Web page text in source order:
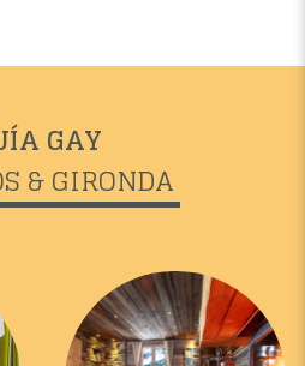
GAY
& GIRONDA